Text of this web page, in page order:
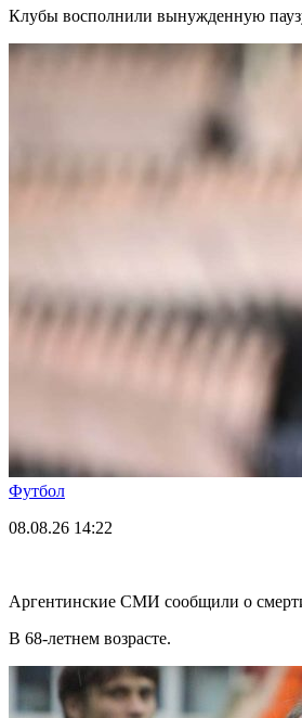
Клубы восполнили вынужденную
Футбол
08.08.26 14:22
Аргентинские СМИ сообщили о
В 68-летнем возрасте.